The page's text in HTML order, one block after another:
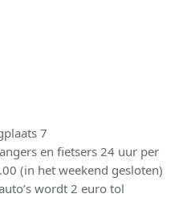
7
en fietsers 24 uur per
(in het weekend gesloten)
wordt 2 euro tol